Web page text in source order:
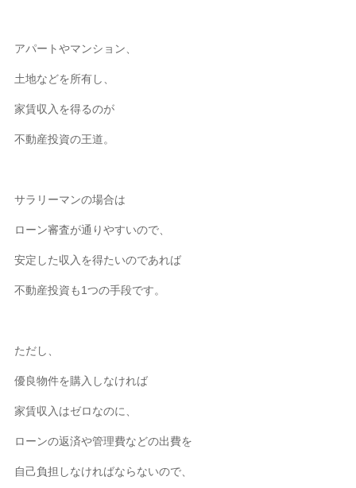
アパートやマンション、
土地などを所有し、
家賃収入を得るのが
不動産投資の王道。
サラリーマンの場合は
ローン審査が通りやすいので、
安定した収入を得たいのであれば
不動産投資も1つの手段です。
ただし、
優良物件を購入しなければ
家賃収入はゼロなのに、
ローンの返済や管理費などの出費を
自己負担しなければならないので、